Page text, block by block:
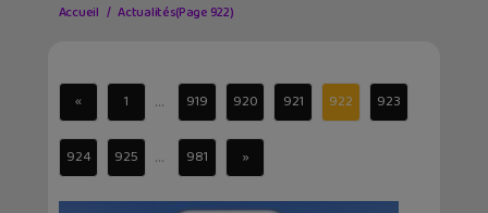
Accueil Actualités(Page 922)
« 1 ... 919 920 921 922 923
924 925 ... 981 »